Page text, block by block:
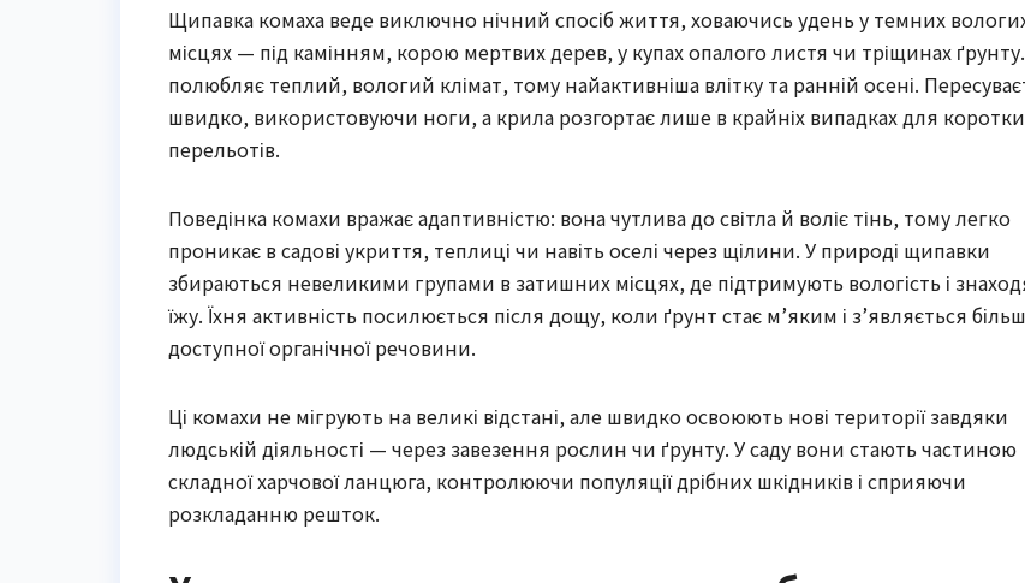
Щипавка комаха веде виключно нічний спосіб життя, ховаючись удень у темних
місцях — під камінням, корою мертвих дерев, у купах опалого листя чи тріщинах
полюбляє теплий, вологий клімат, тому найактивніша влітку та ранній осені.
швидко, використовуючи ноги, а крила розгортає лише в крайніх випадках для
перельотів.
Поведінка комахи вражає адаптивністю: вона чутлива до світла й воліє тінь, тому легко
проникає в садові укриття, теплиці чи навіть оселі через щілини. У природі щипавки
збираються невеликими групами в затишних місцях, де підтримують вологість і
їжу. Їхня активність посилюється після дощу, коли ґрунт стає м’яким і з’являється
доступної органічної речовини.
Ці комахи не мігрують на великі відстані, але швидко освоюють нові території завдяки
людській діяльності — через завезення рослин чи ґрунту. У саду вони стають частиною
складної харчової ланцюга, контролюючи популяції дрібних шкідників і сприяючи
розкладанню решток.